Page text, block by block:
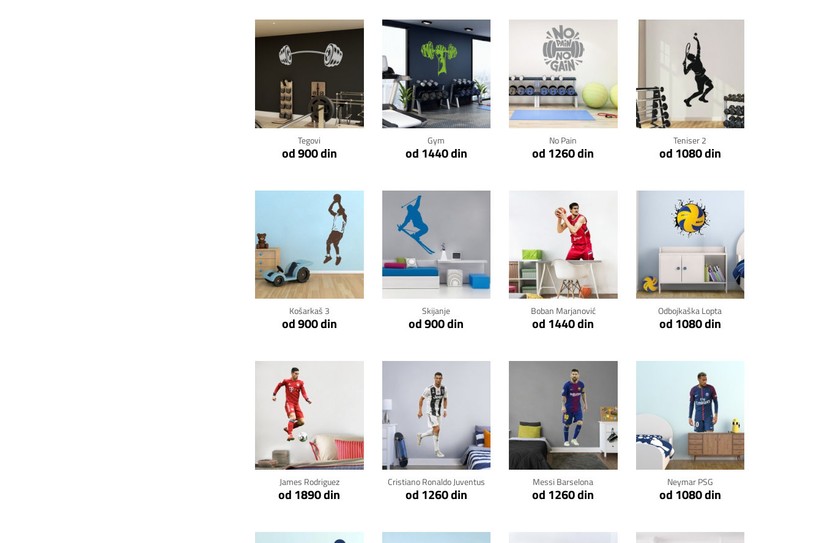
Tegovi
od 900 din
Klikni za detalje
Gym
od 1440 din
Klikni za detalje
No Pain
od 1260 din
Klikni za detalje
Teniser 2
od 1080 din
Klikni za detalje
Košarkaš 3
od 900 din
Klikni za detalje
Skijanje
od 900 din
Klikni za detalje
Boban Marjanović
od 1440 din
Klikni za detalje
Odbojkaška Lopta
od 1080 din
Klikni za detalje
James Rodriguez
od 1890 din
Klikni za detalje
Cristiano Ronaldo Juventus
od 1260 din
Klikni za detalje
Messi Barselona
od 1260 din
Klikni za detalje
Neymar PSG
od 1080 din
Klikni za detalje